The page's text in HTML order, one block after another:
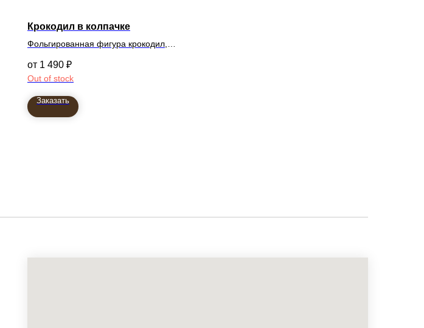
Крокодил в колпачке
Фольгированная фигура крокодил,
1 490 ₽
Out of stock
Заказать